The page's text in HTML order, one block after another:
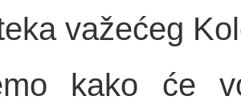
važećeg
kako će